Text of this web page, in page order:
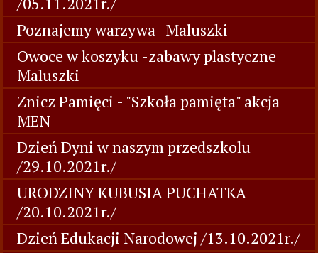
Poznajemy warzywa -Maluszki
Owoce w koszyku -zabawy plastyczne
Maluszki
Znicz Pamięci - "Szkoła pamięta" akcja
MEN
Dzień Dyni w naszym przedszkolu
/29.10.2021r./
URODZINY KUBUSIA PUCHATKA
/20.10.2021r./
Dzień Edukacji Narodowej /13.10.2021r./